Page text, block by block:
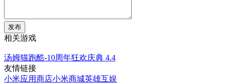
发布
相关游戏
汤姆猫跑酷-10周年狂欢庆典 4.4
友情链接
小米应用商店小米商城英雄互娱